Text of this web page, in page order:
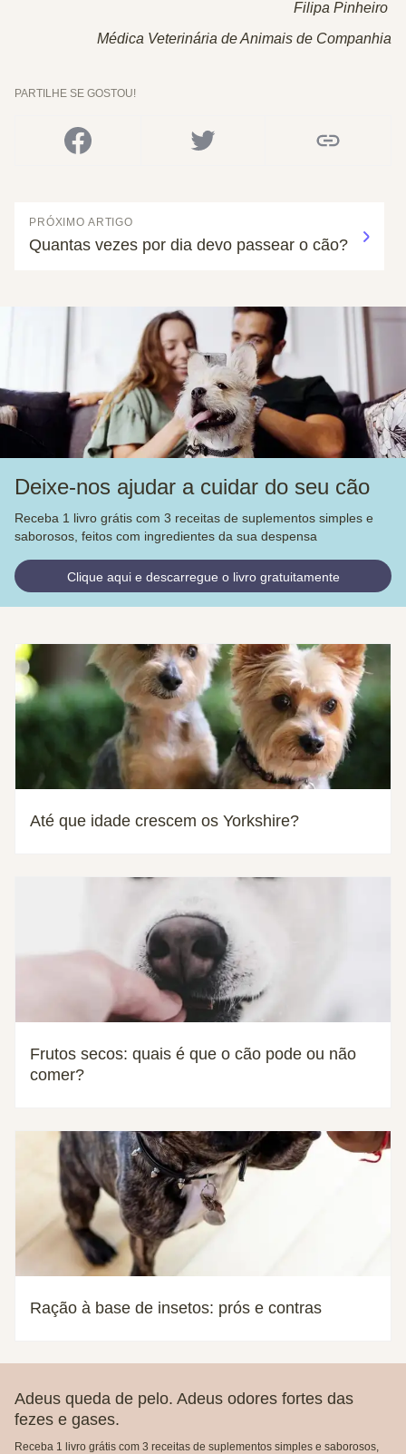
Filipa Pinheiro
Médica Veterinária de Animais de Companhia
PARTILHE SE GOSTOU!
PRÓXIMO ARTIGO
Quantas vezes por dia devo passear o cão?
Deixe-nos ajudar a cuidar do seu cão
Receba 1 livro grátis com 3 receitas de suplementos simples e
saborosos, feitos com ingredientes da sua despensa
Clique aqui e descarregue o livro gratuitamente
Até que idade crescem os Yorkshire?
Frutos secos: quais é que o cão pode ou não
comer?
Ração à base de insetos: prós e contras
Adeus queda de pelo. Adeus odores fortes das
fezes e gases.
Receba 1 livro grátis com 3 receitas de suplementos simples e saborosos,